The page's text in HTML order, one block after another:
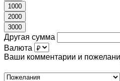
1000
2000
3000
Другая сумма
Валюта
Ваши комментарии и